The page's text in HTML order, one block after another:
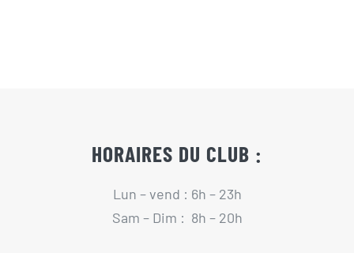
HORAIRES DU CLUB :
Lun – vend : 6h – 23h
Sam – Dim : 8h – 20h